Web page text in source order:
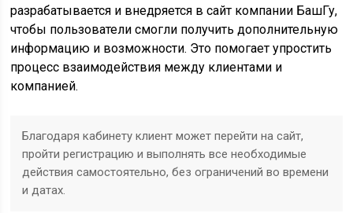
разрабатывается и внедряется в сайт компании БашГу,
чтобы пользователи смогли получить дополнительную
информацию и возможности. Это помогает упростить
процесс взаимодействия между клиентами и
компанией.
Благодаря кабинету клиент может перейти на сайт,
пройти регистрацию и выполнять все необходимые
действия самостоятельно, без ограничений во времени
и датах.